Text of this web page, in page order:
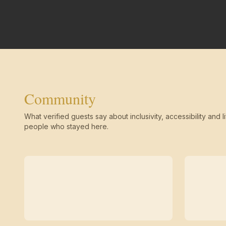
Community
What verified guests say about inclusivity, accessibility and
people who stayed here.